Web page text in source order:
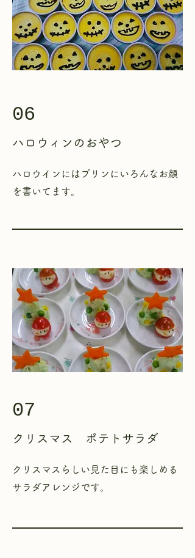
06
ハロウィンのおやつ
​ハロウインにはプリンにいろんなお顔
を書いてます。
07
クリスマス ポテトサラダ
​クリスマスらしい見た目にも楽しめる
サラダアレンジです。